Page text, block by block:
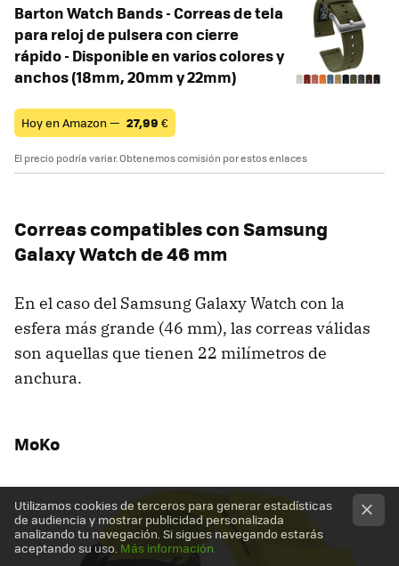
Barton Watch Bands - Correas de tela
para reloj de pulsera con cierre
rápido - Disponible en varios colores y
anchos (18mm, 20mm y 22mm)
Hoy en Amazon — 27,99 €
El precio podría variar. Obtenemos comisión por estos enlaces
Correas compatibles con Samsung
Galaxy Watch de 46 mm
En el caso del Samsung Galaxy Watch con la
esfera más grande (46 mm), las correas válidas
son aquellas que tienen 22 milímetros de
anchura.
MoKo
Utilizamos cookies de terceros para generar estadísticas
de audiencia y mostrar publicidad personalizada
analizando tu navegación. Si sigues navegando estarás
aceptando su uso. Más información